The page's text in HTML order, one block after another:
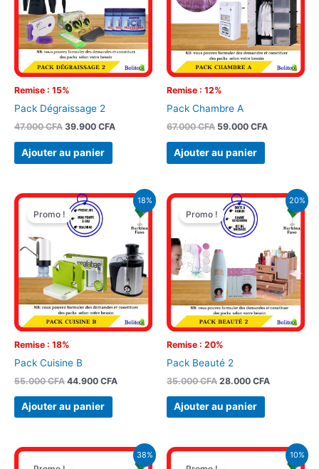
Remise : 15%
Pack Dégraissage 2
47.000CFA 39.900 CFA
Ajouter au panier
Remise : 12%
Pack Chambre A
67.000CFA 59.000 CFA
Ajouter au panier
18%
Remise : 18%
Promo !
Pack Cuisine B
55.000CFA
Le
prix
initial
était :
44.900 CFA
Le
actuel
est :
44.900 CFA.
Ajouter au panier
20%
Remise : 20%
Promo !
Pack Beauté 2
35.000CFA
Le
prix
initial
était :
28.000 CFA
Le
actuel
est :
28.000
Ajouter au panier
38%
Le
Le
10%
Le
Le